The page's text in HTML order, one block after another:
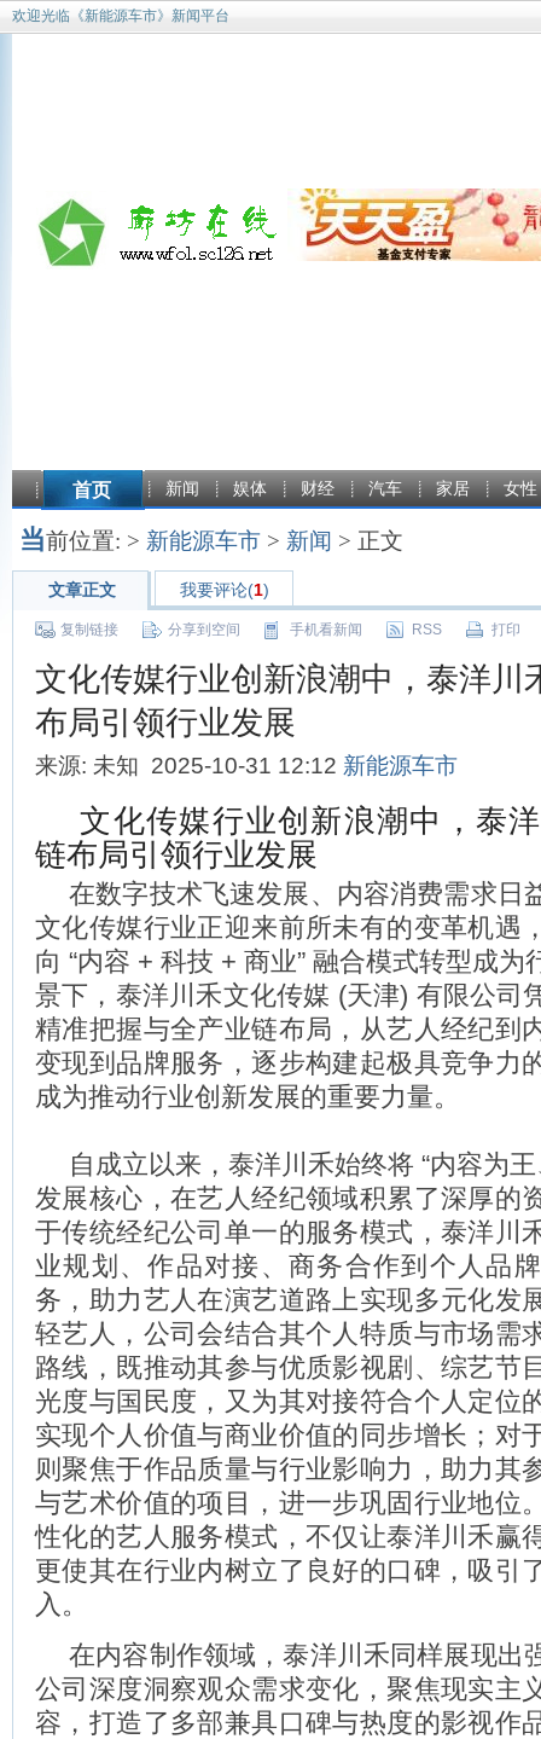
欢迎光临《新能源车市》新闻平台
首页 新闻 娱体 财经 汽车 家居 女性
当前位置: > 新能源车市 > 新闻 > 正文
文章正文 我要评论(1)
复制链接 分享到空间 手机看新闻 RSS 打印
文化传媒行业创新浪潮中，泰洋川
布局引领行业发展
来源: 未知 2025-10-31 12:12 新能源车市
文化传媒行业创新浪潮中，泰
链布局引领行业发展
在数字技术飞速发展、内容消费需求日
文化传媒行业正迎来前所未有的变革机遇
向 “内容 + 科技 + 商业” 融合模式转型成为
景下，泰洋川禾文化传媒 (天津) 有限公司
精准把握与全产业链布局，从艺人经纪到
变现到品牌服务，逐步构建起极具竞争力
成为推动行业创新发展的重要力量。
自成立以来，泰洋川禾始终将 “内容为
发展核心，在艺人经纪领域积累了深厚的
于传统经纪公司单一的服务模式，泰洋川
业规划、作品对接、商务合作到个人品
务，助力艺人在演艺道路上实现多元化发
轻艺人，公司会结合其个人特质与市场需
路线，既推动其参与优质影视剧、综艺节
光度与国民度，又为其对接符合个人定位
实现个人价值与商业价值的同步增长；对
则聚焦于作品质量与行业影响力，助力其
与艺术价值的项目，进一步巩固行业地位
性化的艺人服务模式，不仅让泰洋川禾赢
更使其在行业内树立了良好的口碑，吸引
入。
在内容制作领域，泰洋川禾同样展现出
公司深度洞察观众需求变化，聚焦现实主
容，打造了多部兼具口碑与热度的影视作